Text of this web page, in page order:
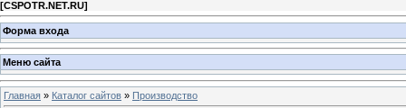
[CSPOTR.NET.RU]
Форма входа
Меню сайта
Главная » Каталог сайтов » Производство